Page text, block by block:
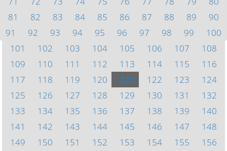
81
82 83 84 85 86 87 88 89
90
91
92 93 94 95 96 97 98 99
100
101
102 103 104 105 106 107
108
109
110 111 112 113 114 115
116
117
118 119 120 121 122 123
124
125
126 127 128 129 130 131
132
133
134 135 136 137 138 139
140
141
142 143 144 145 146 147
148
149
150 151 152 153 154 155
156